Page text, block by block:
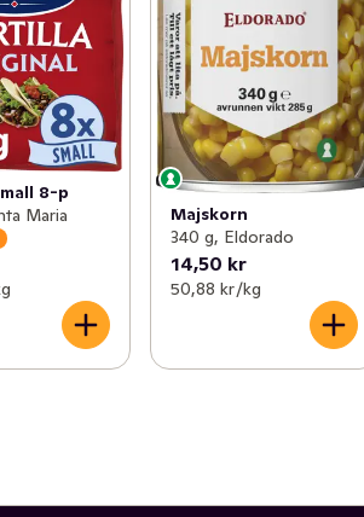
8-p
Maria
Majskorn
340 g, Eldorado
14,50 kr
50,88 kr /kg